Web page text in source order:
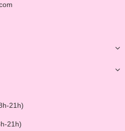
21h)
21h)